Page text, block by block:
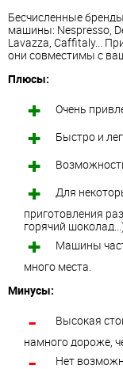
Бесчисленные
машины: Nespresso,
Lavazza, Caffitaly...
они совместимы с
Плюсы:
Очень
Быстро и
Для
приготовления
горячий
Машины
много места.
Минусы:
Высокая
намного дороже,
Нет